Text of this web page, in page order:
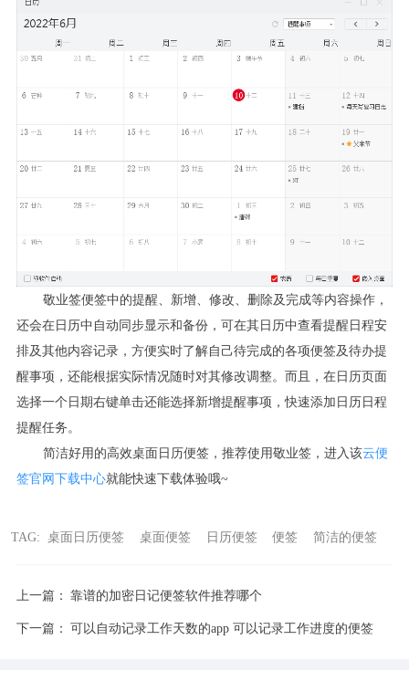
敬业签便签中的提醒、新增、修改、删除及完成等内容操作，
还会在日历中自动同步显示和备份，可在其日历中查看提醒日程安
排及其他内容记录，方便实时了解自己待完成的各项便签及待办提
醒事项，还能根据实际情况随时对其修改调整。而且，在日历页面
选择一个日期右键单击还能选择新增提醒事项，快速添加日历日程
提醒任务。
简洁好用的高效桌面日历便签，推荐使用敬业签，进入该云便
签官网下载中心就能快速下载体验哦~
TAG: 桌面日历便签 桌面便签 日历便签 便签 简洁的便签
上一篇： 靠谱的加密日记便签软件推荐哪个
下一篇： 可以自动记录工作天数的app 可以记录工作进度的便签